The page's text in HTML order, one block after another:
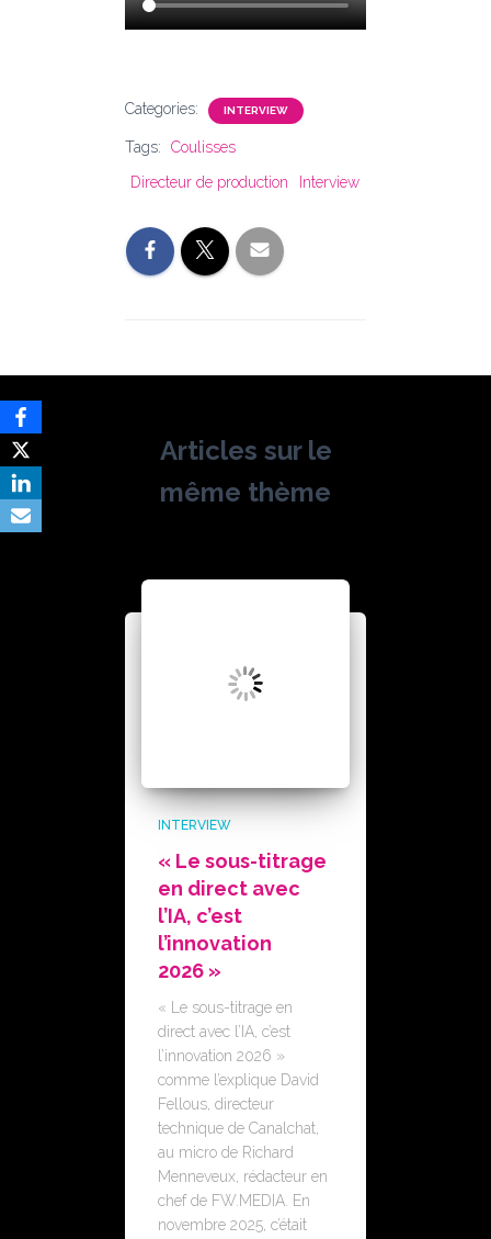
Categories: INTERVIEW
Tags:
Coulisses
Directeur de production
Interview
Articles sur le
même thème
INTERVIEW
« Le sous-titrage
en direct avec
l’IA, c’est
l’innovation
2026 »
« Le sous-titrage en
direct avec l’IA, c’est
l’innovation 2026 »
comme l’explique David
Fellous, directeur
technique de Canalchat,
au micro de Richard
Menneveux, rédacteur en
chef de FW.MEDIA. En
novembre 2025, c’était